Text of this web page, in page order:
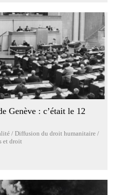
Genève : c’était le 12
/ Diffusion du droit humanitaire /
et droit